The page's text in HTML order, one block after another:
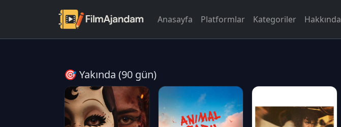
Anasayfa Platformlar Kategoriler Hakkında
🎯 Yakında (90 gün)